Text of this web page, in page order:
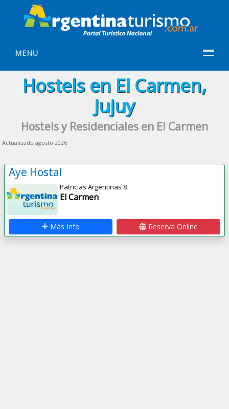
MENU
Hostels en El Carmen,
Jujuy
Hostels y Residenciales en El Carmen
Actualizado agosto 2026
Aye Hostal
Patricias Argentinas 8
El Carmen
Más Info Reserva Online